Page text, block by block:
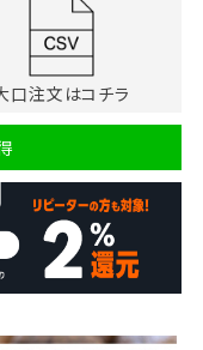
口注文はコチラ